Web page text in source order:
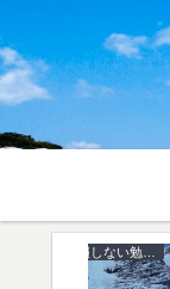
FX手法お